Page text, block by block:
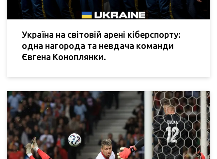
Україна на світовій арені кіберспорту:
одна нагорода та невдача команди
Євгена Коноплянки.